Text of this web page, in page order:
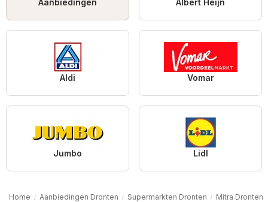
Aldi Vomar
Jumbo Lidl
Home Aanbiedingen Dronten Supermarkten Dronten Mitra Dronten